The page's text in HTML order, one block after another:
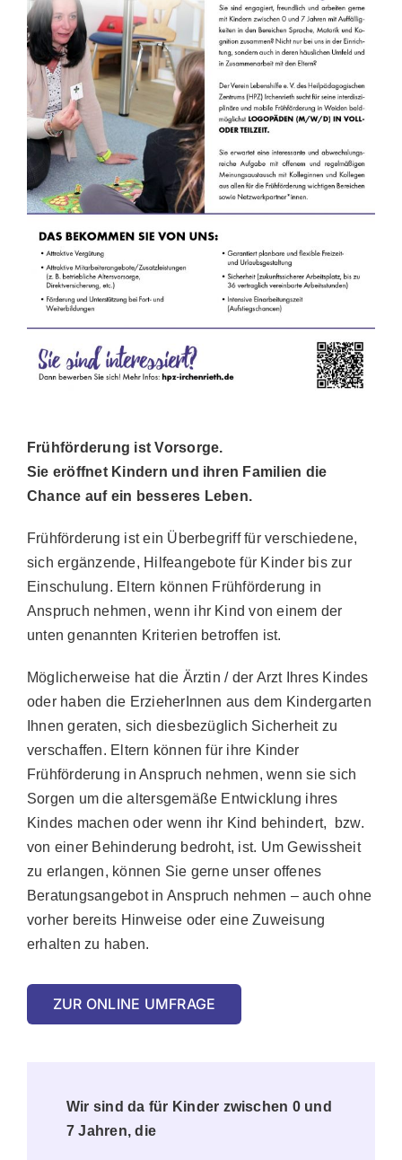
Frühförderung ist Vorsorge.
Sie eröffnet Kindern und ihren Familien die
Chance auf ein besseres Leben.
Frühförderung ist ein Überbegriff für verschiedene,
sich ergänzende, Hilfeangebote für Kinder bis zur
Einschulung. Eltern können Frühförderung in
Anspruch nehmen, wenn ihr Kind von einem der
unten genannten Kriterien betroffen ist.
Möglicherweise hat die Ärztin / der Arzt Ihres Kindes
oder haben die ErzieherInnen aus dem Kindergarten
Ihnen geraten, sich diesbezüglich Sicherheit zu
verschaffen. Eltern können für ihre Kinder
Frühförderung in Anspruch nehmen, wenn sie sich
Sorgen um die altersgemäße Entwicklung ihres
Kindes machen oder wenn ihr Kind behindert, bzw.
von einer Behinderung bedroht, ist. Um Gewissheit
zu erlangen, können Sie gerne unser offenes
Beratungsangebot in Anspruch nehmen – auch ohne
vorher bereits Hinweise oder eine Zuweisung
erhalten zu haben.
ZUR ONLINE UMFRAGE
Wir sind da für Kinder zwischen 0 und
7 Jahren, die